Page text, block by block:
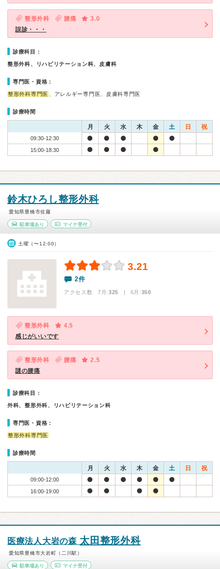
整形外科 腰痛
3.0
誤診・・・
診療科目：
整形外科、リハビリテーション科、皮膚科
専門医・資格：
整形外科専門医 、アレルギー専門医、皮膚科専門医
診療時間
月 火 水 木 金 土 日 祝
09:30-12:30
15:00-18:30
鈴木ひろし整形外科
愛知県豊橋市佐藤
駐車場あり マイナ受付
土曜（〜12:00）
3.21
2件
アクセス数 7月:325 | 6月:350
整形外科
4.5
感じがいいです
整形外科 腰痛
2.5
謎の腰痛
診療科目：
外科、整形外科、リハビリテーション科
専門医・資格：
整形外科専門医
診療時間
月 火 水 木 金 土 日 祝
09:00-12:00
16:00-19:00
医療法人大岩の森 太田整形外科
愛知県豊橋市大岩町（二川駅）
駐車場あり マイナ受付